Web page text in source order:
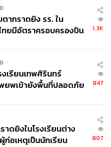
ำลังกาย
AUTHOR
ากราดยิง รร. ใน
ทยมีอัตราครอบครองปืน
1.3K
งเรียนเทพศิรินทร์
ยพเข้ายังพื้นที่ปลอดภัย
847
าดยิงในโรงเรียนต่าง
ก่อเหตุเป็นนักเรียน
807